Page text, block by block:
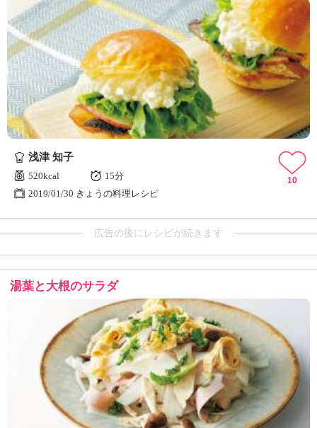
浅津 知子
520kcal
15分
2019/01/30 きょうの料理レシピ
10
広告の後にレシピが続きます
湯葉と大根のサラダ